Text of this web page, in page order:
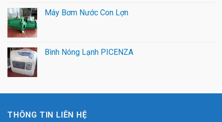
Máy Bơm Nước Con Lợn
Bình Nóng Lạnh PICENZA
THÔNG TIN LIÊN HỆ